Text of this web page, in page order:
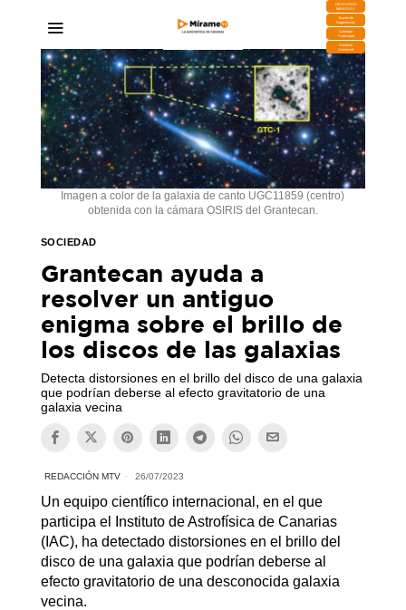
DESCARGA
MIRAPLAY
Buzón de
Sugerencias
Contratar
Publicidad
Contacto
Comercial
Imagen a color de la galaxia de canto UGC11859 (centro)
obtenida con la cámara OSIRIS del Grantecan.
SOCIEDAD
Grantecan ayuda a
resolver un antiguo
enigma sobre el brillo de
los discos de las galaxias
Detecta distorsiones en el brillo del disco de una galaxia
que podrían deberse al efecto gravitatorio de una
galaxia vecina
REDACCIÓN MTV 26/07/2023
Un equipo científico internacional, en el que
participa el Instituto de Astrofísica de Canarias
(IAC), ha detectado distorsiones en el brillo del
disco de una galaxia que podrían deberse al
efecto gravitatorio de una desconocida galaxia
vecina.